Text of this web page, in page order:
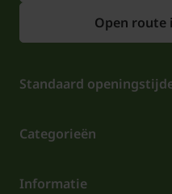
Open route
Standaard
Categorieën
Informatie